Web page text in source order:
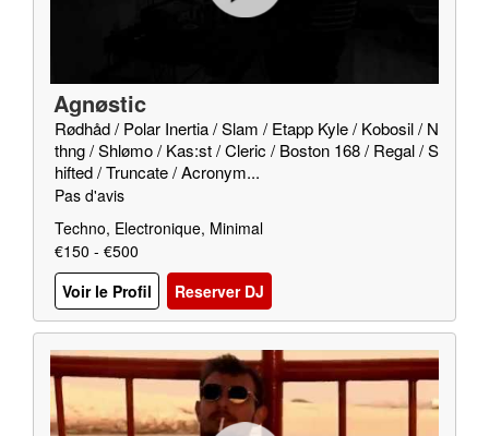
Agnøstic
Rødhåd / Polar Inertia / Slam / Etapp Kyle / Kobosil / N
thng / Shlømo / Kas:st / Cleric / Boston 168 / Regal / S
hifted / Truncate / Acronym...
Pas d'avis
Techno, Electronique, Minimal
€150 - €500
Voir le Profil
Reserver DJ